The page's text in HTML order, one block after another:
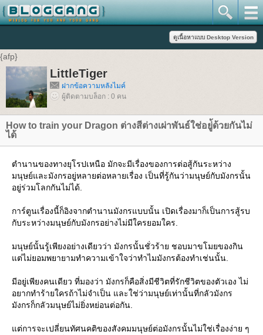
{afp}
LittleTiger
ฝากข้อความหลังไมค์
ผู้ติดตามบล็อก : 0 คน
How to train your Dragon ต่างสีต่างเผ่าพันธ์ใช่อยู่้ด้วยกันไม่
ได้
ตำนานของทางยุโรปเหนือ มักจะมีเรื่องของการต่อสู้กันระหว่าง
มนุษย์และมังกรอยู่หลายต่อหลายเรื่อง เป็นที่รู้กันว่ามนุษย์กับมังกรนั้น
อยู่ร่วมโลกกันไม่ได้.
การ์ตูนเรื่องนี้ก็อิงจากตำนานมังกรแบบนั้น เปิดเรื่องมาก็เป็นการสู้รบ
กับระหว่างมนุษย์กับมังกรอย่างไม่มีใครยอมใคร.
มนุษย์นั้นรู้เพียงอย่างเดียวว่า มังกรนั้นชั่วร้าย ชอบมาขโมยของกิน
แต่ไม่ยอมพยายามทำความเข้าใจว่าทำไมมังกรต้องทำเช่นนั้น.
มีอยู่เพียงคนเดียว ที่มองว่า มังกรก็คือสิ่งมีชีวิตที่รักชีวิตของตัวเอง ไม่
อยากทำร้ายใครถ้าไม่จำเป็น และใช่ว่ามนุษย์เท่านั้นที่กลัวมังกร
มังกรก็กลัวมนุษย์ไม่ยิ่งหย่อนต่อกัน.
แต่การจะเปลี่ยนทัศนคติของสังคมมนุษย์ต่อมังกรนั้นไม่ใช่เรื่องง่าย ๆ